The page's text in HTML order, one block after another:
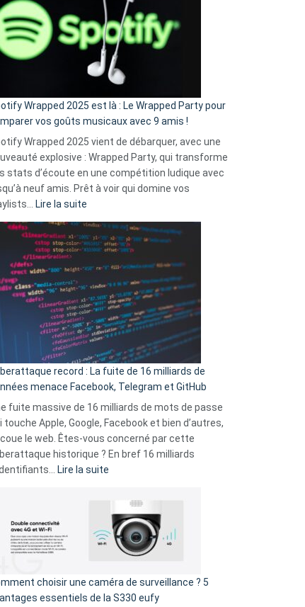
je
n’ai
pas
de
cash
»
Solly
change
la
vie
sans-
abri
en
3
secondes
Wrapped 2025 est là : Le Wrapped Party pour
vos goûts musicaux avec 9 amis !
Wrapped 2025 vient de débarquer, avec une
explosive : Wrapped Party, qui transforme
stats d’écoute en une compétition ludique avec
neuf amis. Prêt à voir qui domine vos
Lire la suite
Spotify
Wrapped
2025
est
:
Le
Wrapped
Party
pour
comparer
vos
goûts
musicaux
avec
9
amis
record : La fuite de 16 milliards de
menace Facebook, Telegram et GitHub
fuite massive de 16 milliards de mots de passe
touche Apple, Google, Facebook et bien d’autres,
le web. Êtes-vous concerné par cette
historique ? En bref 16 milliards
Lire la suite
record
La
fuite
16
milliards
choisir une caméra de surveillance ? 5
essentiels de la S330 eufy